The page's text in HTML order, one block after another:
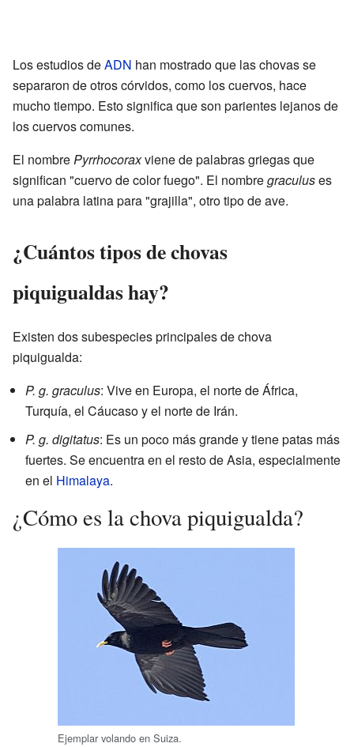
Los estudios deADN han mostrado que las chovas se
separaron de otros córvidos, como los cuervos, hace
mucho tiempo. Esto significa que son parientes lejanos de
los cuervos comunes.
El nombrePyrrhocoraxviene de palabras griegas que
significan "cuervo de color fuego". El nombregraculuses
una palabra latina para "grajilla", otro tipo de ave.
¿Cuántos tipos de chovas
piquigualdas hay?
Existen dos subespecies principales de chova
piquigualda:
P. g. graculus: Vive en Europa, el norte de África,
Turquía, el Cáucaso y el norte de Irán.
P. g. digitatus: Es un poco más grande y tiene patas más
fuertes. Se encuentra en el resto de Asia, especialmente
en el Himalaya.
¿Cómo es la chova piquigualda?
Ejemplar volando en Suiza.